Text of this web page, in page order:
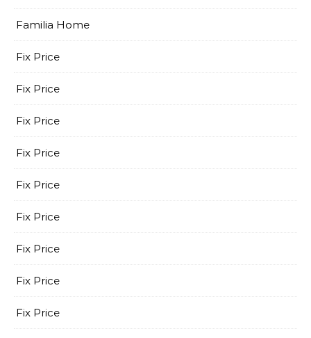
Familia Home
Fix Price
Fix Price
Fix Price
Fix Price
Fix Price
Fix Price
Fix Price
Fix Price
Fix Price